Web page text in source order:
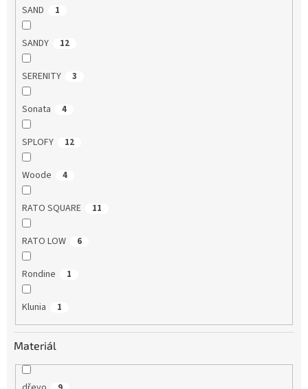
SAND 1
SANDY 12
SERENITY 3
Sonata 4
SPLOFY 12
Woode 4
RATO SQUARE 11
RATO LOW 6
Rondine 1
Klunia 1
Materiál